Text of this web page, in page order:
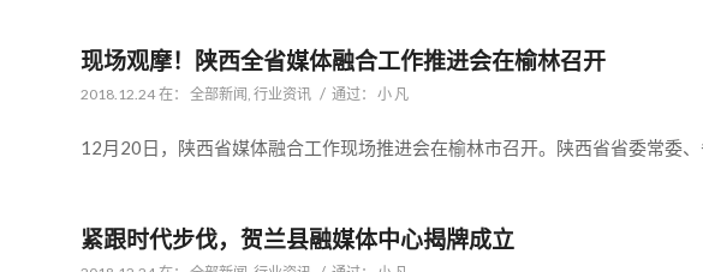
现场观摩！陕西全省媒体融合工作推进会在榆林召开
2018.12.24 在： 全部新闻 行业资讯 / 通过： 小 凡
12月20日，陕西省媒体融合工作现场推进会在榆林市召开。陕西省省委常委
紧跟时代步伐，贺兰县融媒体中心揭牌成立